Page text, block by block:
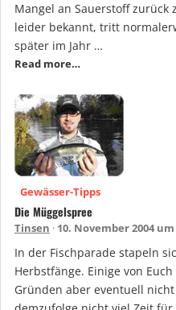
Mangel an Sauerstoff zurück
leider bekannt, tritt
später im Jahr …
Read more…
Gewässer-Tipps
Die Müggelspree
Tinsen 10. November 2004 um
In der Fischparade stapeln
Herbstfänge. Einige von
Gründen aber eventuell